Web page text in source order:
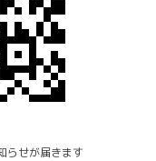
らせが届きます